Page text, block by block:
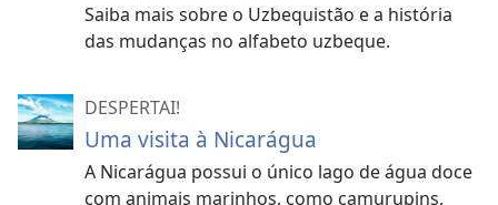
Saiba mais sobre o Uzbequistão e a história
das mudanças no alfabeto uzbeque.
DESPERTAI!
Uma visita à Nicarágua
A Nicarágua possui o único lago de água doce
com animais marinhos, como camurupins,